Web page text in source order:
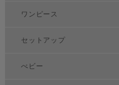
ワンピース
セットアップ
べビー